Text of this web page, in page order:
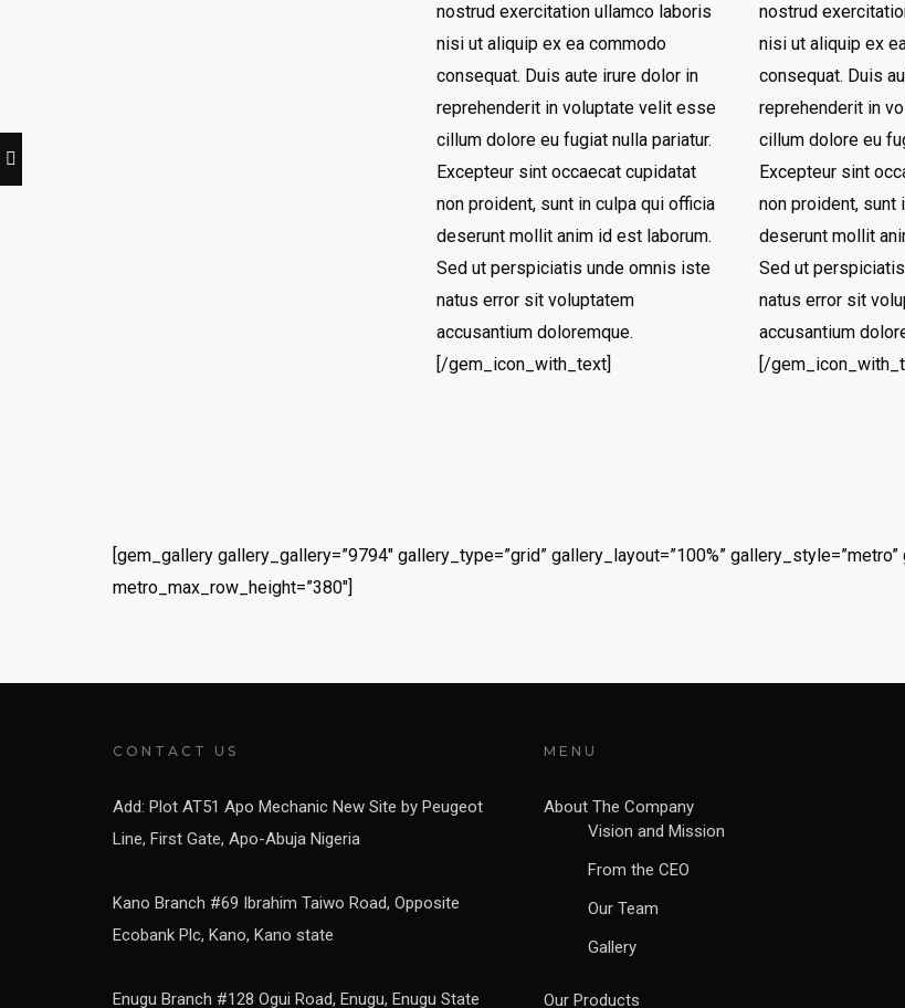
nostrud exercitation ullamco laboris
nisi ut aliquip ex ea commodo
consequat. Duis aute irure dolor in
reprehenderit in voluptate velit esse
cillum dolore eu fugiat nulla pariatur.
Excepteur sint occaecat cupidatat
non proident, sunt in culpa qui officia
deserunt mollit anim id est laborum.
Sed ut perspiciatis unde omnis iste
natus error sit voluptatem
accusantium doloremque.
[/gem_icon_with_text]
nostrud
nisi ut aliquip ex
consequat. Duis
reprehenderit in
cillum dolore eu
Excepteur sint
non proident, sunt
deserunt mollit
Sed ut
natus error sit
accusantium
[/
[gem_gallery gallery_gallery=”9794″ gallery_type=”grid” gallery_layout=”100%”
metro_max_row_height=”380″]
CONTACT US
Add: Plot AT51 Apo Mechanic New Site by Peugeot
Line, First Gate, Apo-Abuja Nigeria
Kano Branch #69 Ibrahim Taiwo Road, Opposite
Ecobank Plc, Kano, Kano state
Enugu Branch #128 Ogui Road, Enugu, Enugu State
MENU
About The Company
Vision and Mission
From the CEO
Our Team
Gallery
Our Products